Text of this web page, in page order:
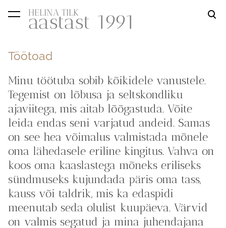
HELINA TILK
aastast 1991
lisati ostukorvi. Vaata ostukorvi
Töötoad
Minu töötuba sobib kõikidele vanustele.
Tegemist on lõbusa ja seltskondliku
ajaviitega, mis aitab lõõgastuda. Võite
leida endas seni varjatud andeid. Samas
on see hea võimalus valmistada mõnele
oma lähedasele eriline kingitus. Vahva on
koos oma kaaslastega mõneks eriliseks
sündmuseks kujundada päris oma tass,
kauss või taldrik, mis ka edaspidi
meenutab seda olulist kuupäeva. Värvid
on valmis segatud ja mina juhendajana